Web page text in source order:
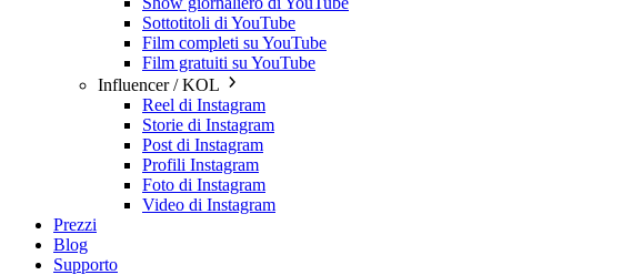
Sottotitoli di YouTube
Film completi su YouTube
Film gratuiti su YouTube
Influencer / KOL
Reel di Instagram
Storie di Instagram
Post di Instagram
Profili Instagram
Foto di Instagram
Video di Instagram
Prezzi
Blog
Supporto